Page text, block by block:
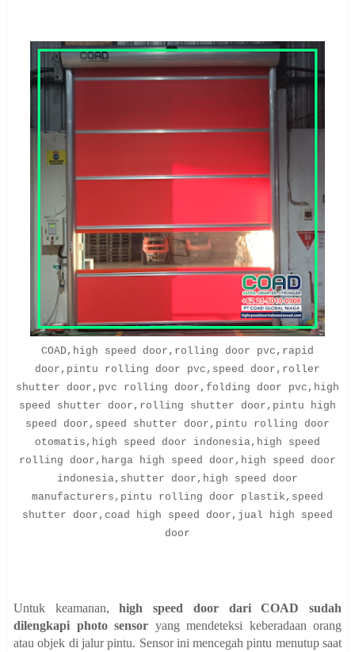
COAD,high speed door,rolling door pvc,rapid
door,pintu rolling door pvc,speed door,roller
shutter door,pvc rolling door,folding door pvc,high
speed shutter door,rolling shutter door,pintu high
speed door,speed shutter door,pintu rolling door
otomatis,high speed door indonesia,high speed
rolling door,harga high speed door,high speed door
indonesia,shutter door,high speed door
manufacturers,pintu rolling door plastik,speed
shutter door,coad high speed door,jual high speed
door
Untuk keamanan,high speed door dari COAD sudah
dilengkapi photo sensor yang mendeteksi keberadaan orang
atau objek di jalur pintu. Sensor ini mencegah pintu menutup saat